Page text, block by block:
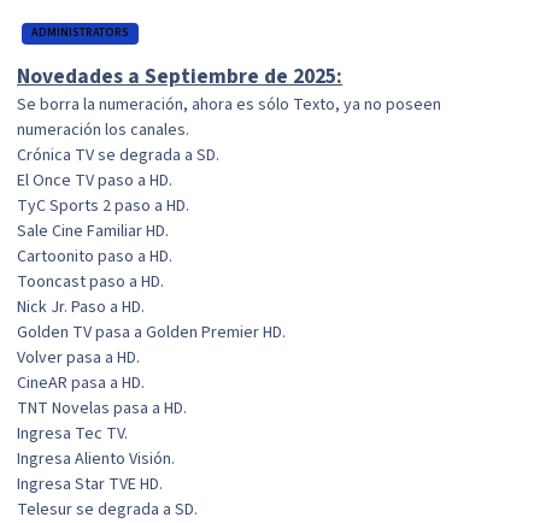
ADMINISTRATORS
Novedades a Septiembre de 2025:
Se borra la numeración, ahora es sólo Texto, ya no poseen
numeración los canales.
Crónica TV se degrada a SD.
El Once TV paso a HD.
TyC Sports 2 paso a HD.
Sale Cine Familiar HD.
Cartoonito paso a HD.
Tooncast paso a HD.
Nick Jr. Paso a HD.
Golden TV pasa a Golden Premier HD.
Volver pasa a HD.
CineAR pasa a HD.
TNT Novelas pasa a HD.
Ingresa Tec TV.
Ingresa Aliento Visión.
Ingresa Star TVE HD.
Telesur se degrada a SD.